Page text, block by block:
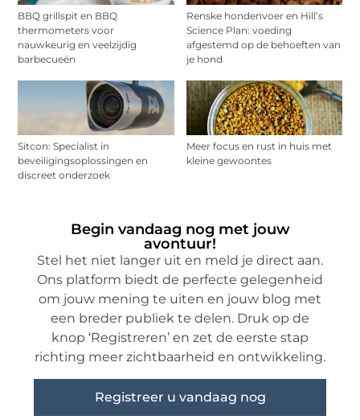
BBQ grillspit en BBQ
thermometers voor
nauwkeurig en veelzijdig
barbecueën
Renske hondenvoer en Hill’s
Science Plan: voeding
afgestemd op de behoeften van
je hond
Sitcon: Specialist in
beveiligingsoplossingen en
discreet onderzoek
Meer focus en rust in huis met
kleine gewoontes
Begin vandaag nog met jouw
avontuur!
Stel het niet langer uit en meld je direct aan.
Ons platform biedt de perfecte gelegenheid
om jouw mening te uiten en jouw blog met
een breder publiek te delen. Druk op de
knop ‘Registreren’ en zet de eerste stap
richting meer zichtbaarheid en ontwikkeling.
Registreer u vandaag nog